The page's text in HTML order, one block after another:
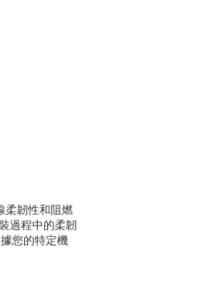
柔韌性和阻燃
過程中的柔韌
您的特定機